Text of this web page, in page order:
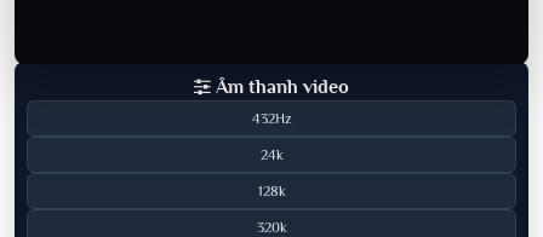
Âm thanh video
432Hz
24k
128k
320k